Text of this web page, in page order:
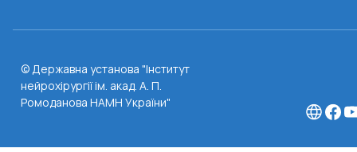
© Державна установа "Інститут
нейрохірургії ім. акад. А. П.
Ромоданова НАМН України"